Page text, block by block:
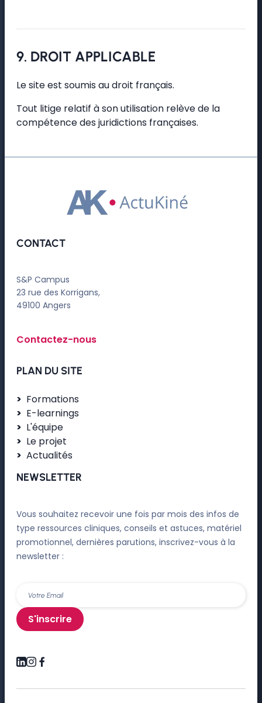
9. DROIT APPLICABLE
Le site est soumis au droit français.
Tout litige relatif à son utilisation relève de la
compétence des juridictions françaises.
CONTACT
S&P Campus
23 rue des Korrigans,
49100 Angers
Contactez-nous
PLAN DU SITE
Formations
E-learnings
L'équipe
Le projet
Actualités
NEWSLETTER
Vous souhaitez recevoir une fois par mois des infos de
type ressources cliniques, conseils et astuces, matériel
promotionnel, dernières parutions, inscrivez-vous à la
newsletter :
S'inscrire